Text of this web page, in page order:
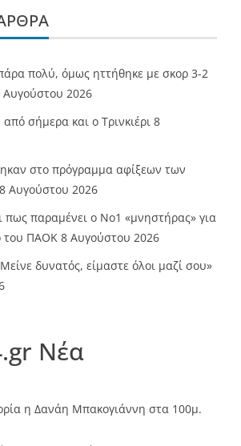
πολύ, όμως ηττήθηκε με σκορ 3-2
Αυγούστου 2026
σήμερα και ο Τρινκιέρι 8
στο πρόγραμμα αφίξεων των
8 Αυγούστου 2026
πως παραμένει ο Νο1 «μνηστήρας» για
του ΠΑΟΚ 8 Αυγούστου 2026
δυνατός, είμαστε όλοι μαζί σου»
Νέα
η Δανάη Μπακογιάννη στα 100μ.